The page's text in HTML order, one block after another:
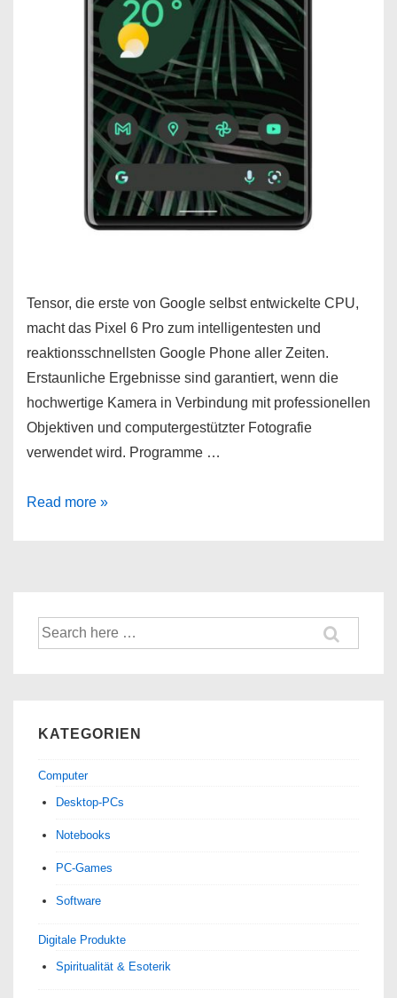
Tensor, die erste von Google selbst entwickelte CPU,
macht das Pixel 6 Pro zum intelligentesten und
reaktionsschnellsten Google Phone aller Zeiten.
Erstaunliche Ergebnisse sind garantiert, wenn die
hochwertige Kamera in Verbindung mit professionellen
Objektiven und computergestützter Fotografie
verwendet wird. Programme …
Google
Read more »
Suche
KATEGORIEN
Computer
Desktop-PCs
Notebooks
PC-Games
Software
Digitale Produkte
Spiri­tua­lität & Esoterik